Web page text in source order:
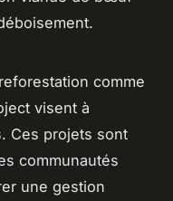
comme
visent à
Ces projets sont
communautés
une gestion